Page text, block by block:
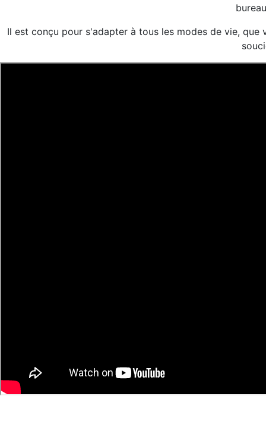
Il est conçu pour s'adapter à tous les modes de vie,